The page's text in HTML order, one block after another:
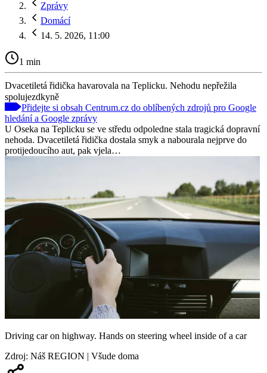
Zprávy
Domácí
14. 5. 2026, 11:00
1 min
Dvacetiletá řidička havarovala na Teplicku. Nehodu nepřežila
spolujezdkyně
Přidejte si obsah Centrum.cz do oblíbených zdrojů pro Google
hledání a Google zprávy
U Oseka na Teplicku se ve středu odpoledne stala tragická dopravní
nehoda. Dvacetiletá řidička dostala smyk a nabourala nejprve do
protijedoucího aut, pak vjela…
Driving car on highway. Hands on steering wheel inside of a car
Zdroj: Náš REGION | Všude doma